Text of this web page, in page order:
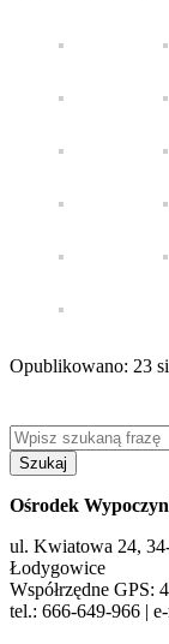
Opublikowano: 23
Szukaj
Ośrodek
ul. Kwiatowa 24,
Łodygowice
Współrzędne GPS:
tel.: 666-649-966 |